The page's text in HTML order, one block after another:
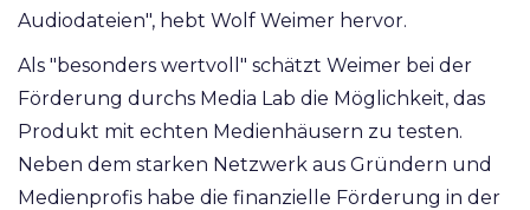
Audiodateien", hebt Wolf Weimer hervor.
Als "besonders wertvoll" schätzt Weimer bei der
Förderung durchs Media Lab die Möglichkeit, das
Produkt mit echten Medienhäusern zu testen.
Neben dem starken Netzwerk aus Gründern und
Medienprofis habe die finanzielle Förderung in der